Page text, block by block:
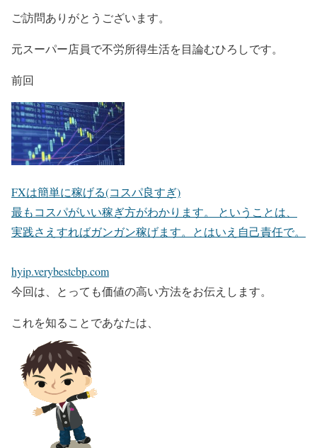
ご訪問ありがとうございます。
元スーパー店員で不労所得生活を目論むひろしです。
前回
FXは簡単に稼げる(コスパ良すぎ)
最もコスパがいい稼ぎ方がわかります。 ということは、
実践さえすればガンガン稼げます。とはいえ自己責任で。
hyip.verybestcbp.com
今回は、とっても価値の高い方法をお伝えします。
これを知ることであなたは、